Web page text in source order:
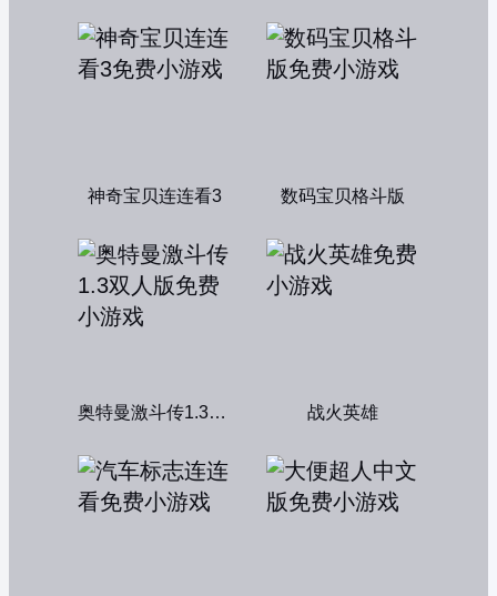
神奇宝贝连连看3 数码宝贝格斗版
奥特曼激斗传1.3双人版 战火英雄